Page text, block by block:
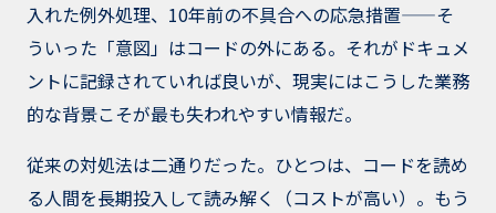
入れた例外処理、10年前の不具合への応急措置——そ
ういった「意図」はコードの外にある。それがドキュメ
ントに記録されていれば良いが、現実にはこうした業務
的な背景こそが最も失われやすい情報だ。
従来の対処法は二通りだった。ひとつは、コードを読め
る人間を長期投入して読み解く（コストが高い）。もう